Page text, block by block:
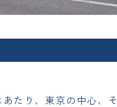
たり、東京の中心、